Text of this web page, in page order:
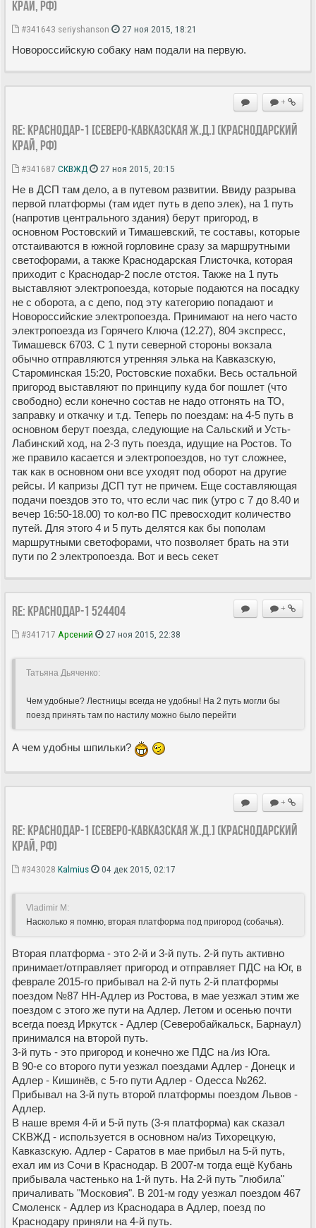
край, РФ)
#341643 seriyshanson 27 ноя 2015, 18:21
Новороссийскую собаку нам подали на первую.
+
Re: Краснодар-1 [Северо-Кавказская ж.д.] (Краснодарский
край, РФ)
#341687 СКВЖД 27 ноя 2015, 20:15
Не в ДСП там дело, а в путевом развитии. Ввиду разрыва
первой платформы (там идет путь в депо элек), на 1 путь
(напротив центрального здания) берут пригород, в
основном Ростовский и Тимашевский, те составы, которые
отстаиваются в южной горловине сразу за маршрутными
светофорами, а также Краснодарская Глисточка, которая
приходит с Краснодар-2 после отстоя. Также на 1 путь
выставляют электропоезда, которые подаются на посадку
не с оборота, а с депо, под эту категорию попадают и
Новороссийские электропоезда. Принимают на него часто
электропоезда из Горячего Ключа (12.27), 804 экспресс,
Тимашевск 6703. С 1 пути северной стороны вокзала
обычно отправляются утренняя элька на Кавказскую,
Староминская 15:20, Ростовские похабки. Весь остальной
пригород выставляют по принципу куда бог пошлет (что
свободно) если конечно состав не надо отгонять на ТО,
заправку и откачку и т.д. Теперь по поездам: на 4-5 путь в
основном берут поезда, следующие на Сальский и Усть-
Лабинский ход, на 2-3 путь поезда, идущие на Ростов. То
же правило касается и электропоездов, но тут сложнее,
так как в основном они все уходят под оборот на другие
рейсы. И капризы ДСП тут не причем. Еще составляющая
подачи поездов это то, что если час пик (утро с 7 до 8.40 и
вечер 16:50-18.00) то кол-во ПС превосходит количество
путей. Для этого 4 и 5 путь делятся как бы пополам
маршрутными светофорами, что позволяет брать на эти
пути по 2 электропоезда. Вот и весь секет
+
Re: Краснодар-1 524404
#341717 Арсений 27 ноя 2015, 22:38
Татьяна Дьяченко:
Чем удобные? Лестницы всегда не удобны! На 2 путь могли бы
поезд принять там по настилу можно было перейти
А чем удобны шпильки?
+
Re: Краснодар-1 [Северо-Кавказская ж.д.] (Краснодарский
край, РФ)
#343028 Kalmius 04 дек 2015, 02:17
Vladimir M:
Насколько я помню, вторая платформа под пригород (собачья).
Вторая платформа - это 2-й и 3-й путь. 2-й путь активно
принимает/отправляет пригород и отправляет ПДС на Юг, в
феврале 2015-го прибывал на 2-й путь 2-й платформы
поездом №87 НН-Адлер из Ростова, в мае уезжал этим же
поездом с этого же пути на Адлер. Летом и осенью почти
всегда поезд Иркутск - Адлер (Северобайкальск, Барнаул)
принимался на второй путь.
3-й путь - это пригород и конечно же ПДС на /из Юга.
В 90-е со второго пути уезжал поездами Адлер - Донецк и
Адлер - Кишинёв, с 5-го пути Адлер - Одесса №262.
Прибывал на 3-й путь второй платформы поездом Львов -
Адлер.
В наше время 4-й и 5-й путь (3-я платформа) как сказал
СКВЖД - используется в основном на/из Тихорецкую,
Кавказскую. Адлер - Саратов в мае прибыл на 5-й путь,
ехал им из Сочи в Краснодар. В 2007-м тогда ещё Кубань
прибывала частенько на 1-й путь. На 2-й путь "любила"
причаливать "Московия". В 201-м году уезжал поездом 467
Смоленск - Адлер из Краснодара в Адлер, поезд по
Краснодару приняли на 4-й путь.